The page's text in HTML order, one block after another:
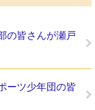
の皆さんが瀬戸
ーツ少年団の皆